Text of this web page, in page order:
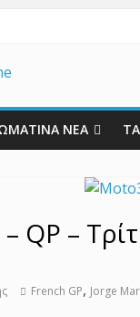
ΝΕΑ
QP –
French GP, Jorge